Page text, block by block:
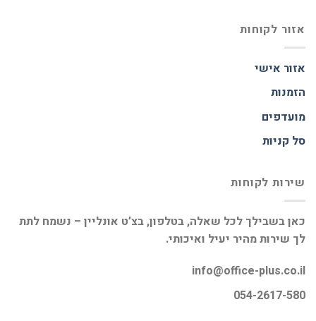
אזור לקוחות
אזור אישי
הזמנות
מועדפים
סל קניות
שירות לקוחות
כאן בשבילך לכל שאלה, בטלפון, בצ’ט אונליין – נשמח לתת
לך שירות מהיר יעיל ואיכותי.
info@office-plus.co.il
054-2617-580